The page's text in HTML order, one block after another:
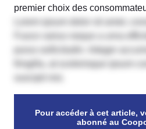
premier choix des
Lorem ipsum dolor sit amet,
Fusce varius neque a urna
purus sollicitudin. Integer
fringilla, at scelerisque ipsum
Pour accéder à cet article,
abonné au